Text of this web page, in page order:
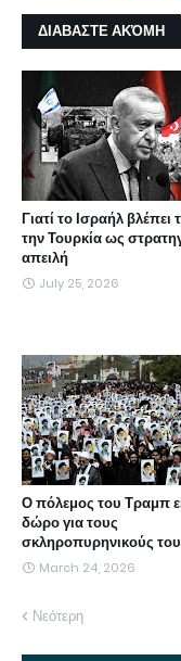
ΔΙΑΒΑΣΤΕ ΑΚΌΜΗ
Γιατί το Ισραήλ βλέπει
την Τουρκία ως
απειλή
July 25, 2026
Ο πόλεμος του Τραμπ
δώρο για τους
σκληροπυρηνικούς
March 24, 2026
Νεότερη